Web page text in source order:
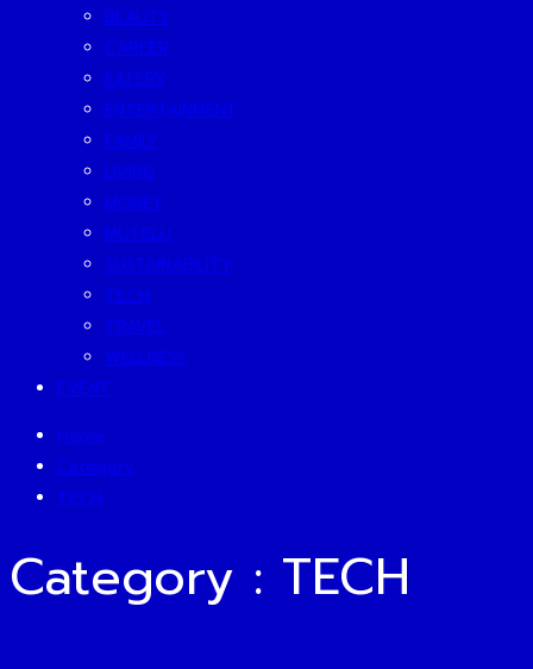
BEAUTY
CAREER
EATERY
ENTERTAINMENT
FAMILY
LIVING
MONEY
MUTELU
SUSTAINABILITY
TECH
TRAVEL
WELLNESS
EVENT
Home
Category
TECH
Category : TECH